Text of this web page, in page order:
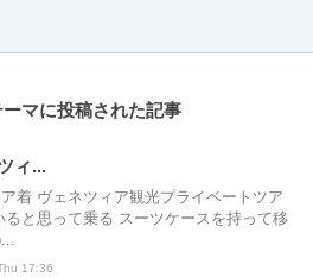
ーマに投稿された記事
ィ...
着 ヴェネツィア観光プライベートツア
と思って乗る スーツケースを持って移
17:36